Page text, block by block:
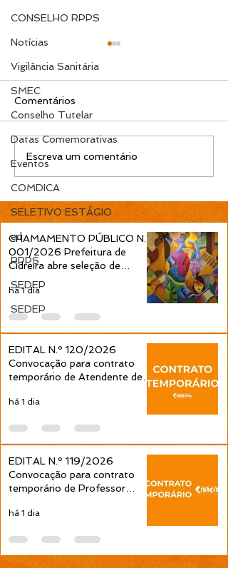
CONSELHO RPPS
Notícias
Vigilância Sanitária
SMEC
Conselho Tutelar
Datas Comemorativas
Eventos
COMDICA
SELETIVO ESTÁGIO
ed
RPPS
SEDEP
SEDEP
EDITAL N.º 119/2026
Convocação para
contrato temporário de
Professor Ensino
Fundamental 1ª a 4ª
Séries é publicada pela
Prefeitura de Cidreira
Comentários
Escreva um comentário
CHAMAMENTO PÚBLICO N.º
001/2026 Prefeitura de
Cidreira abre seleção de
projetos culturais pela Política
Nacional Aldir Blanc
há 1 dia
EDITAL N.º 120/2026
Convocação para contrato
temporário de Atendente de
pela Prefeitura de Cidreira
há 1 dia
EDITAL N.º 119/2026
Convocação para contrato
temporário de Professor
Séries é publicada pela
há 1 dia